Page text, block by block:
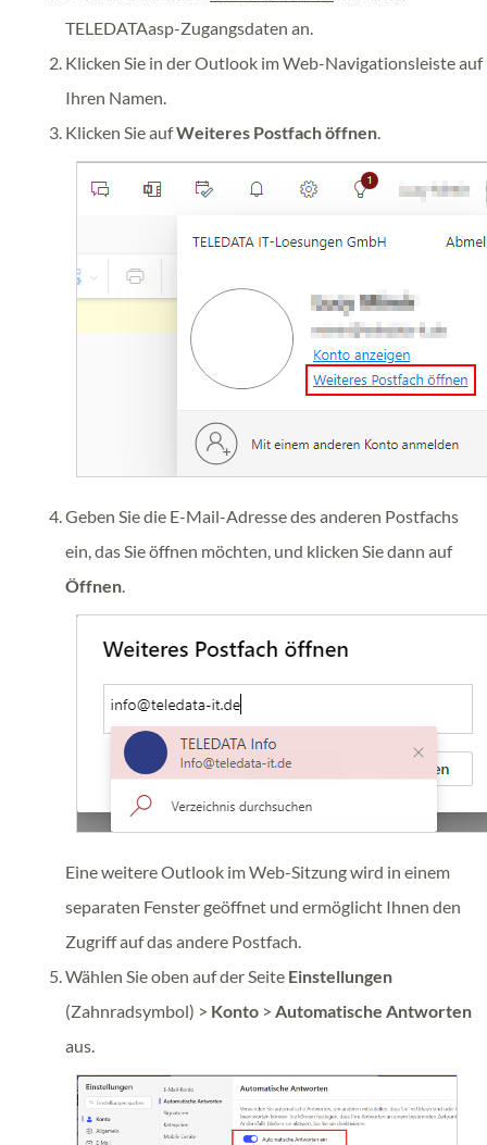
TELEDATAasp-Zugangsdaten an.
Klicken Sie in der Outlook im Web-Navigationsleiste auf
Ihren Namen.
Klicken Sie aufWeiteres Postfach öffnen.
Geben Sie die E-Mail-Adresse des anderen Postfachs
ein, das Sie öffnen möchten, und klicken Sie dann auf
Öffnen.
Eine weitere Outlook im Web-Sitzung wird in einem
separaten Fenster geöffnet und ermöglicht Ihnen den
Zugriff auf das andere Postfach.
Wählen Sie oben auf der Seite Einstellungen
(Zahnradsymbol) > Konto > Automatische Antworten
aus.